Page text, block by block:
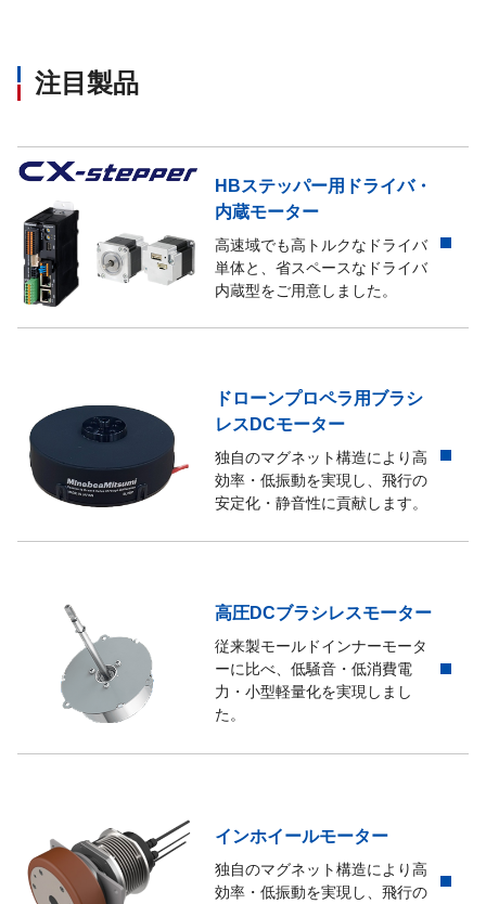
注目製品
HBステッパー用ドライバ・
内蔵モーター
高速域でも高トルクなドライバ
単体と、省スペースなドライバ
内蔵型をご用意しました。
ドローンプロペラ用ブラシ
レスDCモーター
独自のマグネット構造により高
効率・低振動を実現し、飛行の
安定化・静音性に貢献します。
高圧DCブラシレスモーター
従来製モールドインナーモータ
ーに比べ、低騒音・低消費電
力・小型軽量化を実現しまし
た。
インホイールモーター
独自のマグネット構造により高
効率・低振動を実現し、飛行の